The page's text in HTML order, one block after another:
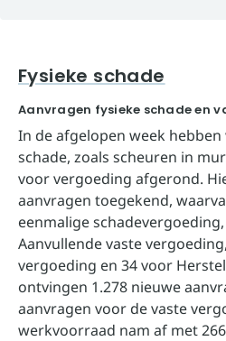
Fysieke schade
Aanvragen fysieke schade en
In de afgelopen week
schade, zoals scheuren in
voor vergoeding afgerond.
aanvragen toegekend,
eenmalige
Aanvullende vaste
vergoeding en 34 voor
ontvingen 1.278 nieuwe
aanvragen voor de vaste
werkvoorraad nam af met